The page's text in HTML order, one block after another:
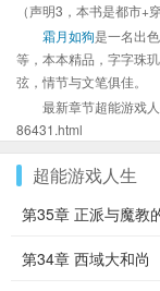
（声明3，本书是都市+
霜月如狗是一名出
等，本本精品，字字珠
弦，情节与文笔俱佳。
最新章节超能游戏
86431.html
超能游戏人生
第35章 正派与魔教
第34章 西域大和尚